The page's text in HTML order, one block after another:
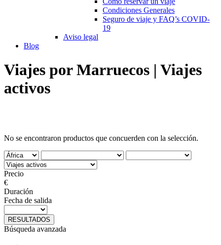
Condiciones Generales
Seguro de viaje y FAQ’s COVID-
19
Aviso legal
Blog
Viajes por Marruecos | Viajes
activos
No se encontraron productos que concuerden con la selección.
Precio
€
Duración
Fecha de salida
RESULTADOS
Búsqueda avanzada